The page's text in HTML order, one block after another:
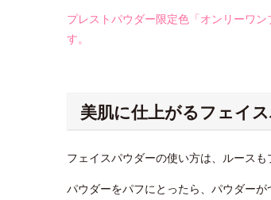
プレストパウダー限定色「オンリーワ
す。
美肌に仕上がるフェイ
フェイスパウダーの使い方は、ルースも
パウダーをパフにとったら、パウダー